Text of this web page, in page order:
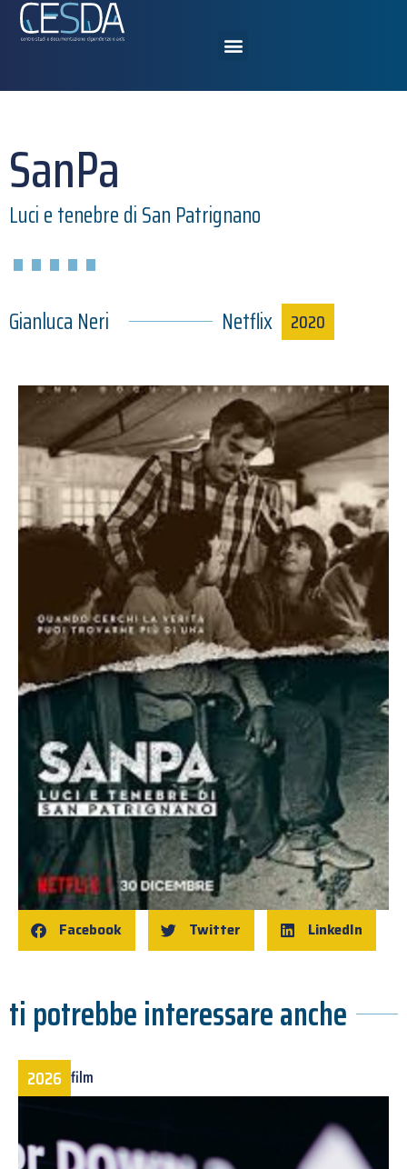
SanPa
Luci e tenebre di San Patrignano
Gianluca Neri Netflix 2020
Facebook Twitter LinkedIn
ti potrebbe interessare anche
2026 film